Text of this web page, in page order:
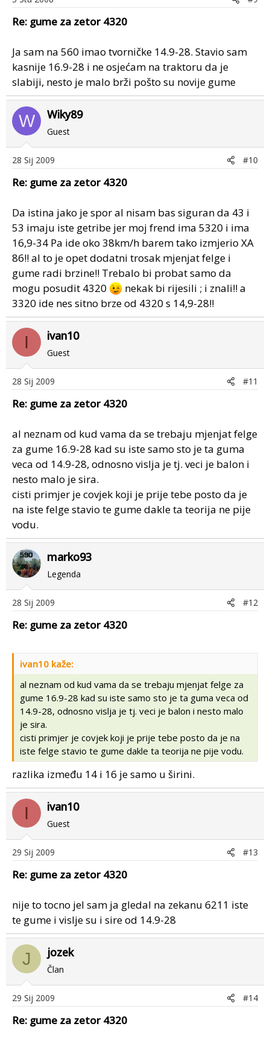
Re: gume za zetor 4320
Ja sam na 560 imao tvorničke 14.9-28. Stavio sam
kasnije 16.9-28 i ne osjećam na traktoru da je
slabiji, nesto je malo brži pošto su novije gume
W Wiky89
Guest
28 Sij 2009 #10
Re: gume za zetor 4320
Da istina jako je spor al nisam bas siguran da 43 i
53 imaju iste getribe jer moj frend ima 5320 i ima
16,9-34 Pa ide oko 38km/h barem tako izmjerio XA
86!! al to je opet dodatni trosak mjenjat felge i
gume radi brzine!! Trebalo bi probat samo da
mogu posudit 4320
nekak bi rijesili ; i znali!! a
3320 ide nes sitno brze od 4320 s 14,9-28!!
I ivan10
Guest
28 Sij 2009 #11
Re: gume za zetor 4320
al neznam od kud vama da se trebaju mjenjat felge
za gume 16.9-28 kad su iste samo sto je ta guma
veca od 14.9-28, odnosno vislja je tj. veci je balon i
nesto malo je sira.
cisti primjer je covjek koji je prije tebe posto da je
na iste felge stavio te gume dakle ta teorija ne pije
vodu.
marko93
Legenda
28 Sij 2009 #12
Re: gume za zetor 4320
ivan10 kaže:
al neznam od kud vama da se trebaju mjenjat felge za
gume 16.9-28 kad su iste samo sto je ta guma veca od
14.9-28, odnosno vislja je tj. veci je balon i nesto malo
je sira.
cisti primjer je covjek koji je prije tebe posto da je na
iste felge stavio te gume dakle ta teorija ne pije vodu.
razlika između 14 i 16 je samo u širini.
I ivan10
Guest
29 Sij 2009 #13
Re: gume za zetor 4320
nije to tocno jel sam ja gledal na zekanu 6211 iste
te gume i vislje su i sire od 14.9-28
J jozek
Član
29 Sij 2009 #14
Re: gume za zetor 4320